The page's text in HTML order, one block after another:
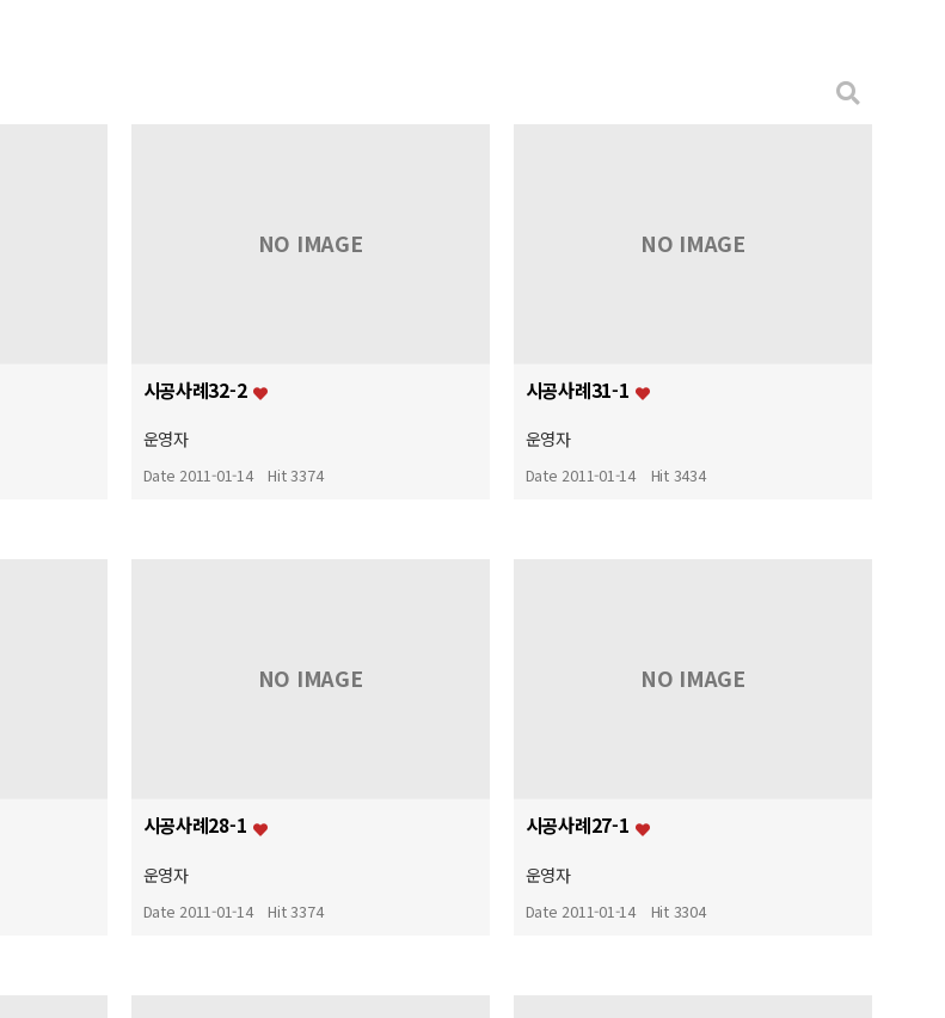
NO IMAGE
시공사례32-2
운영자
Date 2011-01-14 Hit 3374
NO IMAGE
시공사례31-1
운영자
Date 2011-01-14 Hit 3434
NO IMAGE
시공사례28-1
운영자
Date 2011-01-14 Hit 3374
NO IMAGE
시공사례27-1
운영자
Date 2011-01-14 Hit 3304